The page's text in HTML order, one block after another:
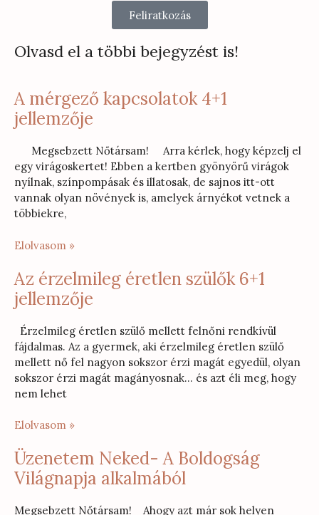
Feliratkozás
Olvasd el a többi bejegyzést is!
A mérgező kapcsolatok 4+1
jellemzője
Megsebzett Nőtársam! Arra kérlek, hogy képzelj el
egy virágoskertet! Ebben a kertben gyönyörű virágok
nyílnak, színpompásak és illatosak, de sajnos itt-ott
vannak olyan növények is, amelyek árnyékot vetnek a
többiekre,
Elolvasom »
Az érzelmileg éretlen szülők 6+1
jellemzője
Érzelmileg éretlen szülő mellett felnőni rendkívül
fájdalmas. Az a gyermek, aki érzelmileg éretlen szülő
mellett nő fel nagyon sokszor érzi magát egyedül, olyan
sokszor érzi magát magányosnak… és azt éli meg, hogy
nem lehet
Elolvasom »
Üzenetem Neked- A Boldogság
Világnapja alkalmából
Megsebzett Nőtársam! Ahogy azt már sok helyen